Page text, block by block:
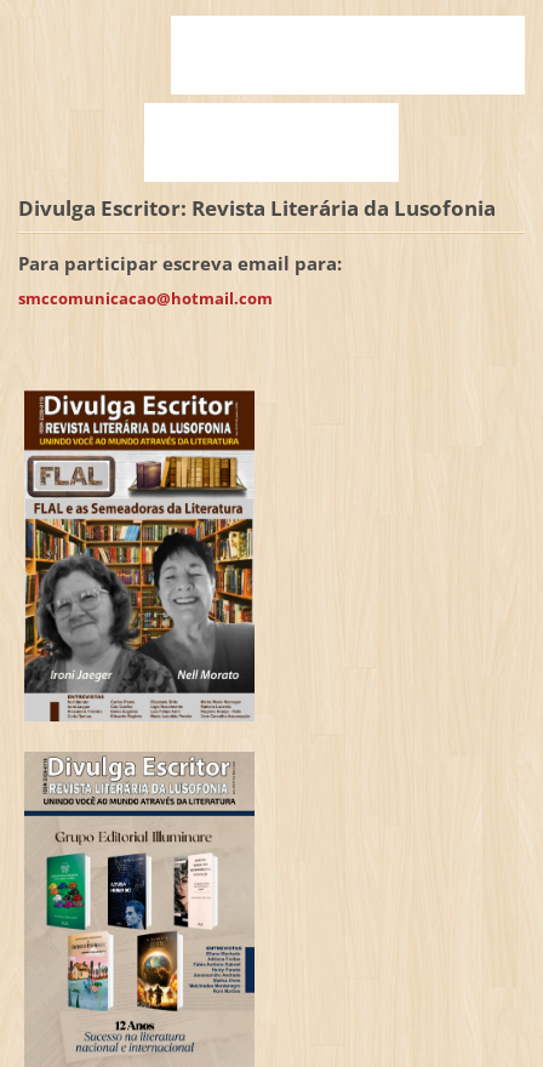
Divulga Escritor: Revista Literária da Lusofonia
Para participar escreva email para:
smccomunicacao@hotmail.com